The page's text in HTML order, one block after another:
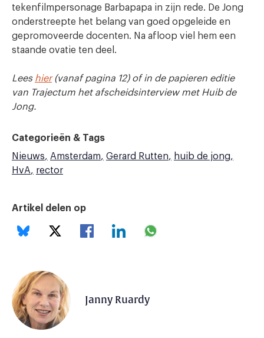
tekenfilmpersonage Barbapapa in zijn rede. De Jong
onderstreepte het belang van goed opgeleide en
gepromoveerde docenten. Na afloop viel hem een
staande ovatie ten deel.
Lees hier(vanaf pagina 12) of in de papieren editie
van Trajectum het afscheidsinterview met Huib de
Jong.
Categorieën & Tags
Nieuws
Amsterdam Gerard Rutten
huib de jong
HvA
rector
Artikel delen op
Janny Ruardy